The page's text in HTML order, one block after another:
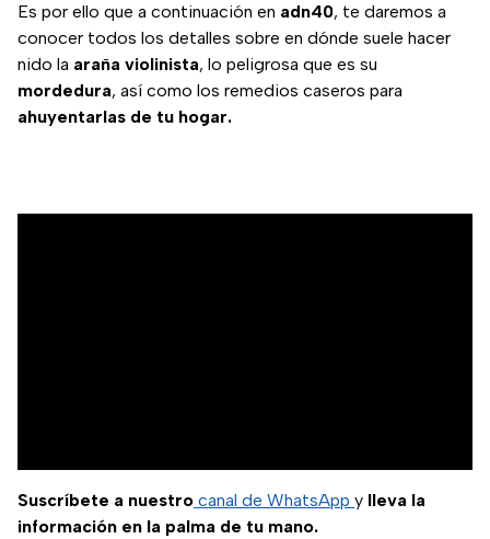
Es por ello que a continuación en adn40, te daremos a
conocer todos los detalles sobre en dónde suele hacer
nido la araña violinista, lo peligrosa que es su
mordedura, así como los remedios caseros para
ahuyentarlas de tu hogar.
Suscríbete a nuestro canal de WhatsApp y lleva la
información en la palma de tu mano.